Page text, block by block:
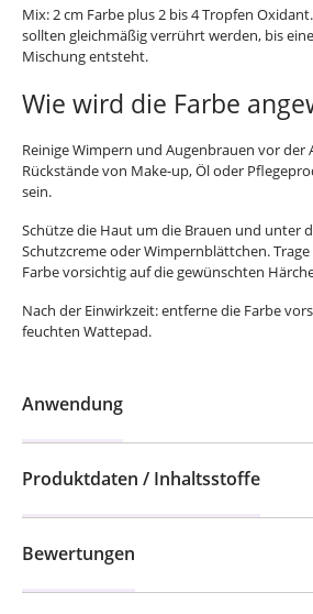
Mix: 2 cm Farbe plus 2 bis 4 Tropfen
sollten gleichmäßig verrührt werden, bis
Mischung entsteht.
Wie wird die Farbe
Reinige Wimpern und Augenbrauen vor der
Rückstände von Make-up, Öl oder
sein.
Schütze die Haut um die Brauen und unter
Schutzcreme oder Wimpernblättchen.
Farbe vorsichtig auf die gewünschten
Nach der Einwirkzeit: entferne die Farbe
feuchten Wattepad.
Anwendung
Produktdaten / Inhaltsstoffe
Bewertungen